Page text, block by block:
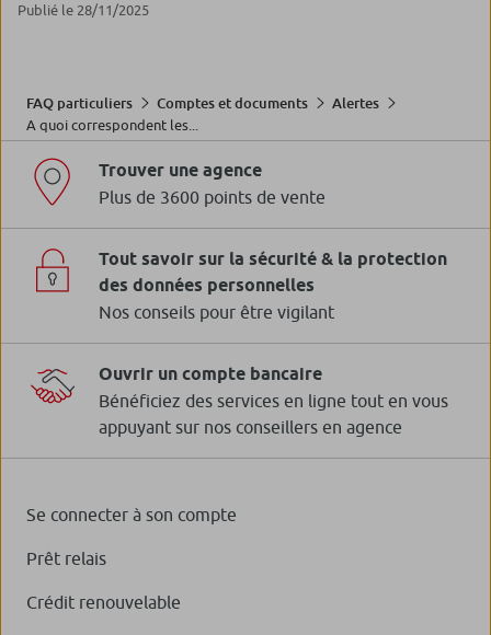
Publié le 28/11/2025
FAQ particuliers Comptes et documents
Alertes
A quoi correspondent les...
Trouver une agence
Plus de 3600 points de vente
Tout savoir sur la sécurité & la protection
des données personnelles
Nos conseils pour être vigilant
Ouvrir un compte bancaire
Bénéficiez des services en ligne tout en vous
appuyant sur nos conseillers en agence
Se connecter à son compte
Prêt relais
Crédit renouvelable